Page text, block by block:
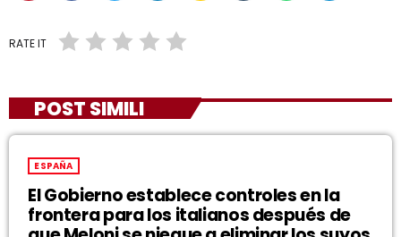
RATE IT
POST SIMILI
ESPAÑA
El Gobierno establece controles en la
frontera para los italianos después de